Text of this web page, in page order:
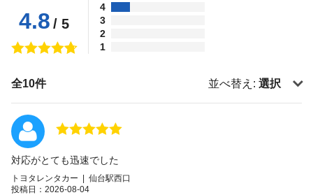
4.8 / 5
4
3
2
1
全10件 並べ替え: 選択
対応がとても迅速でした
トヨタレンタカー | 仙台駅西口
投稿日：2026-08-04